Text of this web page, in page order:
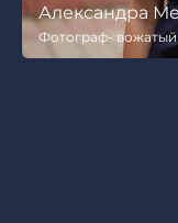
Карина Шашок
Вожатый